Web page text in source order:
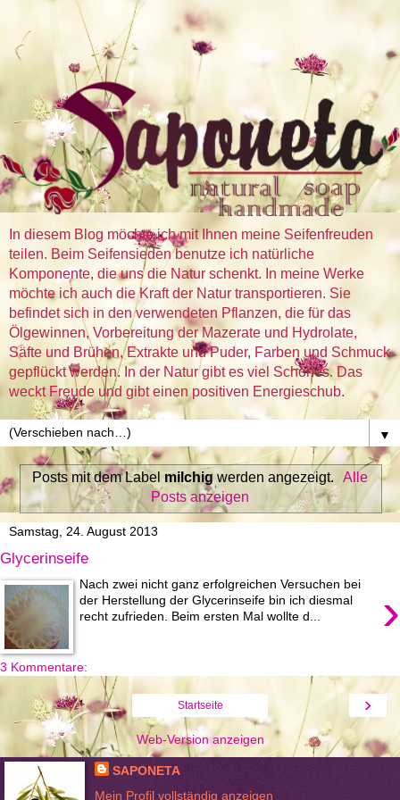
In diesem Blog möchte ich mit Ihnen meine Seifenfreuden
teilen. Beim Seifensieden benutze ich natürliche
Komponente, die uns die Natur schenkt. In meine Werke
möchte ich auch die Kraft der Natur transportieren. Sie
befindet sich in den verwendeten Pflanzen, die für das
Ölgewinnen, Vorbereitung der Mazerate und Hydrolate,
Säfte und Brühen, Extrakte und Puder, Farben und Schmuck
gepflückt werden. In der Natur gibt es viel Schönes. Das
weckt Freude und gibt einen positiven Energieschub.
▼
Posts mit dem Labelmilchig werden angezeigt.
Alle
Posts anzeigen
Samstag, 24. August 2013
Glycerinseife
›
Nach zwei nicht ganz erfolgreichen Versuchen bei
der Herstellung der Glycerinseife bin ich diesmal
recht zufrieden. Beim ersten Mal wollte d...
3 Kommentare:
›
Startseite
Web-Version anzeigen
SAPONETA
Mein Profil vollständig anzeigen